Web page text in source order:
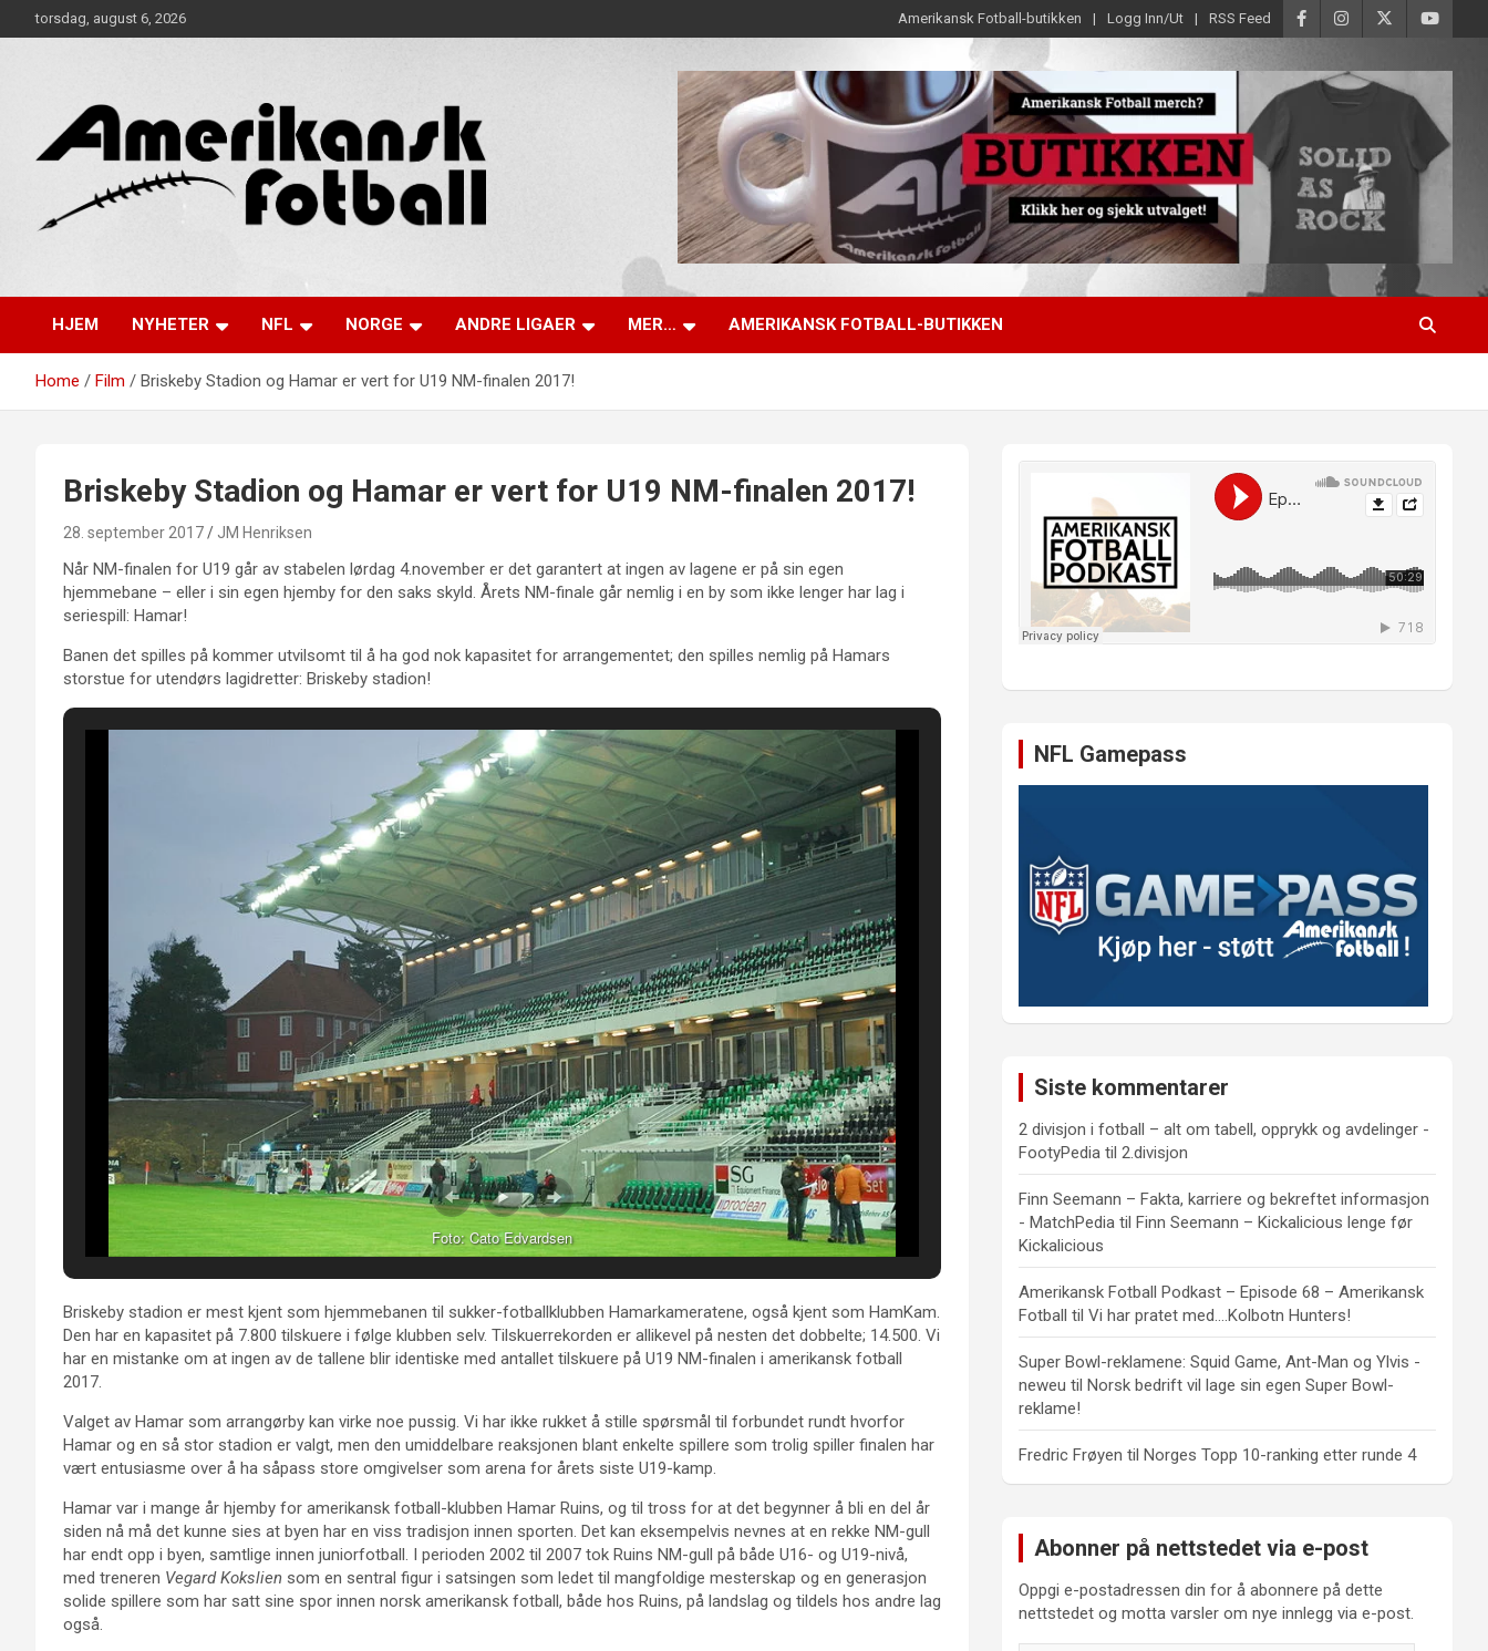
to
torsdag, august 6, 2026 Amerikansk Fotball-butikken Logg Inn/Ut RSS Feed
HJEM NYHETER NFL NORGE ANDRE LIGAER MER… AMERIKANSK FOTBALL-BUTIKKEN
Home Film Briskeby Stadion og Hamar er vert for U19 NM-finalen 2017!
Briskeby Stadion og Hamar er vert for U19 NM-finalen 2017!
28. september 2017 JM Henriksen
Når NM-finalen for U19 går av stabelen lørdag 4.november er det garantert at ingen av lagene er på sin egen
hjemmebane – eller i sin egen hjemby for den saks skyld. Årets NM-finale går nemlig i en by som ikke lenger har lag i
seriespill: Hamar!
Banen det spilles på kommer utvilsomt til å ha god nok kapasitet for arrangementet; den spilles nemlig på Hamars
storstue for utendørs lagidretter: Briskeby stadion!
Foto: Cato Edvardsen
Briskeby stadion er mest kjent som hjemmebanen til sukker-fotballklubben Hamarkameratene, også kjent som HamKam.
Den har en kapasitet på 7.800 tilskuere i følge klubben selv. Tilskuerrekorden er allikevel på nesten det dobbelte; 14.500. Vi
har en mistanke om at ingen av de tallene blir identiske med antallet tilskuere på U19 NM-finalen i amerikansk fotball
2017.
Valget av Hamar som arrangørby kan virke noe pussig. Vi har ikke rukket å stille spørsmål til forbundet rundt hvorfor
Hamar og en så stor stadion er valgt, men den umiddelbare reaksjonen blant enkelte spillere som trolig spiller finalen har
vært entusiasme over å ha såpass store omgivelser som arena for årets siste U19-kamp.
Hamar var i mange år hjemby for amerikansk fotball-klubben Hamar Ruins, og til tross for at det begynner å bli en del år
siden nå må det kunne sies at byen har en viss tradisjon innen sporten. Det kan eksempelvis nevnes at en rekke NM-gull
har endt opp i byen, samtlige innen juniorfotball. I perioden 2002 til 2007 tok Ruins NM-gull på både U16- og U19-nivå,
med treneren Vegard Kokslien som en sentral figur i satsingen som ledet til mangfoldige mesterskap og en generasjon
solide spillere som har satt sine spor innen norsk amerikansk fotball, både hos Ruins, på landslag og tildels hos andre lag
også.
NFL Gamepass
Siste kommentarer
2 divisjon i fotball – alt om tabell, opprykk og avdelinger -
FootyPedia til2.divisjon
Finn Seemann – Fakta, karriere og bekreftet informasjon
- MatchPedia tilFinn Seemann – Kickalicious lenge før
Kickalicious
Amerikansk Fotball Podkast – Episode 68 – Amerikansk
Fotball tilVi har pratet med….Kolbotn Hunters!
Super Bowl-reklamene: Squid Game, Ant-Man og Ylvis -
neweu tilNorsk bedrift vil lage sin egen Super Bowl-
reklame!
Fredric Frøyen tilNorges Topp 10-ranking etter runde 4
Abonner på nettstedet via e-post
Oppgi e-postadressen din for å abonnere på dette
nettstedet og motta varsler om nye innlegg via e-post.